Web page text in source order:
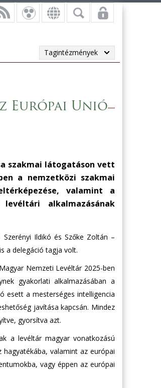
Tagintézmények
Európai Unió
szakmai látogatáson vett
a nemzetközi szakmai
valamint a
alkalmazásának
Ildikó és Szőke Zoltán –
a delegáció tagja volt.
Nemzeti Levéltár 2025-ben
gyakorlati alkalmazásában a
esett a mesterséges intelligencia
javítása kapcsán. Mindez
gyorsítva azt.
a levéltár magyar vonatkozású
valamint az európai
vagy éppen az európai